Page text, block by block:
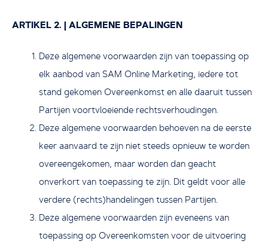
ARTIKEL 2. | ALGEMENE BEPALINGEN
Deze algemene voorwaarden zijn van toepassing op
elk aanbod van SAM Online Marketing, iedere tot
stand gekomen Overeenkomst en alle daaruit tussen
Partijen voortvloeiende rechtsverhoudingen.
Deze algemene voorwaarden behoeven na de eerste
keer aanvaard te zijn niet steeds opnieuw te worden
overeengekomen, maar worden dan geacht
onverkort van toepassing te zijn. Dit geldt voor alle
verdere (rechts)handelingen tussen Partijen.
Deze algemene voorwaarden zijn eveneens van
toepassing op Overeenkomsten voor de uitvoering